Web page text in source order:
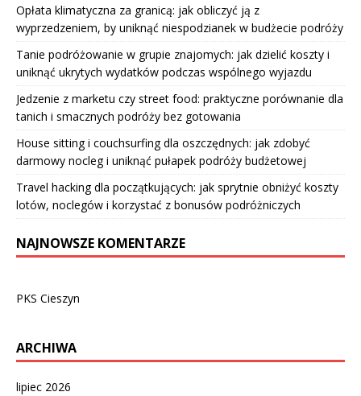
Opłata klimatyczna za granicą: jak obliczyć ją z
wyprzedzeniem, by uniknąć niespodzianek w budżecie podróży
Tanie podróżowanie w grupie znajomych: jak dzielić koszty i
uniknąć ukrytych wydatków podczas wspólnego wyjazdu
Jedzenie z marketu czy street food: praktyczne porównanie dla
tanich i smacznych podróży bez gotowania
House sitting i couchsurfing dla oszczędnych: jak zdobyć
darmowy nocleg i uniknąć pułapek podróży budżetowej
Travel hacking dla początkujących: jak sprytnie obniżyć koszty
lotów, noclegów i korzystać z bonusów podróżniczych
NAJNOWSZE KOMENTARZE
PKS Cieszyn
ARCHIWA
lipiec 2026